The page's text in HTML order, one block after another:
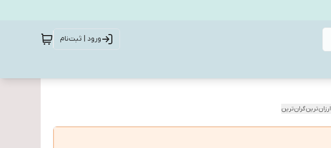
ورود | ثبت‌نام
ارزان‌ترینگران‌ترین